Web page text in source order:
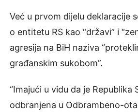
Već u prvom dijelu deklaracije
o entitetu RS kao “državi” i
agresija na BiH naziva
građanskim sukobom”.
“Imajući u vidu da je Republika
odbranjena u Odbrambeno-